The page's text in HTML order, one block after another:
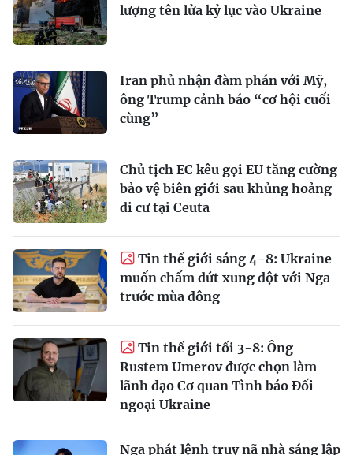
lượng tên lửa kỷ lục vào Ukraine
Iran phủ nhận đàm phán với Mỹ,
ông Trump cảnh báo “cơ hội cuối
cùng”
Chủ tịch EC kêu gọi EU tăng cường
bảo vệ biên giới sau khủng hoảng
di cư tại Ceuta
Tin thế giới sáng 4-8: Ukraine
muốn chấm dứt xung đột với Nga
trước mùa đông
Tin thế giới tối 3-8: Ông
Rustem Umerov được chọn làm
lãnh đạo Cơ quan Tình báo Đối
ngoại Ukraine
Nga phát lệnh truy nã nhà sáng lập